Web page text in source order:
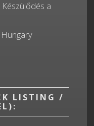
Készülődés a
LISTING /